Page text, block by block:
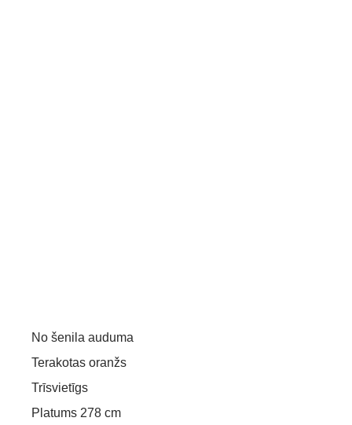
No šenila auduma
Terakotas oranžs
Trīsvietīgs
Platums 278 cm